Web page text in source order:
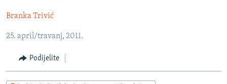
na
navigaciju
Pređite
pretragu
KOSOVO
CRNA GORA
VIZUELNO
PODCASTI
Branka Trivić
25. april/travanj, 2011.
Podijelite